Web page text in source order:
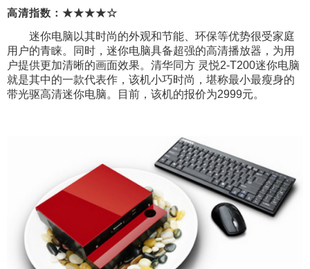
高清指数：★★★★☆
迷你电脑以其时尚的外观和节能、环保等优势很受家庭
用户的青睐。同时，迷你电脑具备超强的高清播放器，为用
户提供更加清晰的画面效果。清华同方 灵悦2-T200迷你电脑
就是其中的一款代表作，该机小巧时尚，堪称最小最瘦身的
带光驱高清迷你电脑。目前，该机的报价为2999元。